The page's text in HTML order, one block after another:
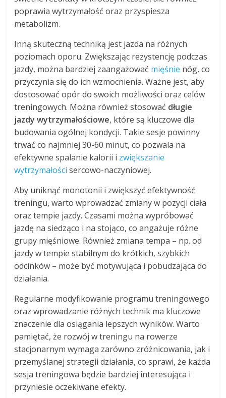
poprawia wytrzymałość oraz przyspiesza
metabolizm.
Inną skuteczną techniką jest jazda na różnych
poziomach oporu. Zwiększając rezystencję podczas
jazdy, można bardziej zaangażować mięśnie nóg, co
przyczynia się do ich wzmocnienia. Ważne jest, aby
dostosować opór do swoich możliwości oraz celów
treningowych. Można również stosować długie
jazdy wytrzymałościowe, które są kluczowe dla
budowania ogólnej kondycji. Takie sesje powinny
trwać co najmniej 30-60 minut, co pozwala na
efektywne spalanie kalorii i zwiększanie
wytrzymałości sercowo-naczyniowej.
Aby uniknąć monotonii i zwiększyć efektywność
treningu, warto wprowadzać zmiany w pozycji ciała
oraz tempie jazdy. Czasami można wypróbować
jazdę na siedząco i na stojąco, co angażuje różne
grupy mięśniowe. Również zmiana tempa – np. od
jazdy w tempie stabilnym do krótkich, szybkich
odcinków – może być motywująca i pobudzająca do
działania.
Regularne modyfikowanie programu treningowego
oraz wprowadzanie różnych technik ma kluczowe
znaczenie dla osiągania lepszych wyników. Warto
pamiętać, że rozwój w treningu na rowerze
stacjonarnym wymaga zarówno zróżnicowania, jak i
przemyślanej strategii działania, co sprawi, że każda
sesja treningowa będzie bardziej interesująca i
przyniesie oczekiwane efekty.